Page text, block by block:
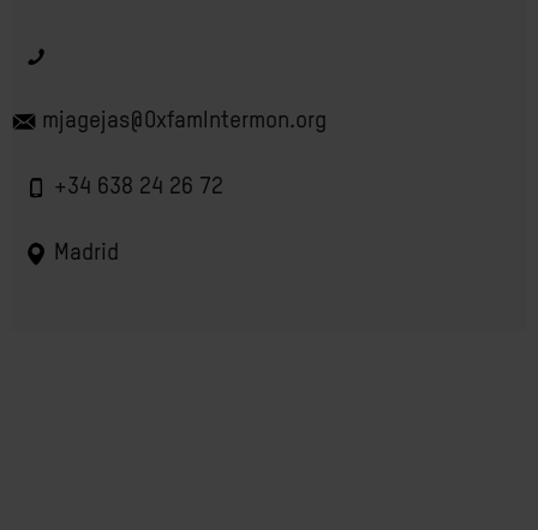
mjagejas@OxfamIntermon.org
+34 638 24 26 72
Madrid